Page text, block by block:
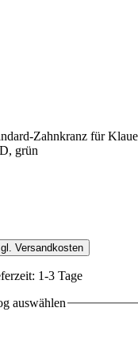
Versandkosten
1-3 Tage
auswählen